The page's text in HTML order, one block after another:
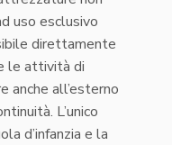
uso esclusivo
direttamente
le attività di
anche all’esterno
L’unico
d’infanzia e la